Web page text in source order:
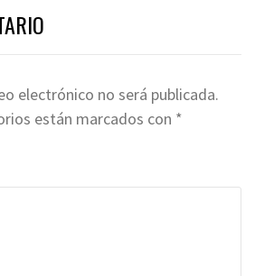
electrónico no será publicada.
están marcados con *